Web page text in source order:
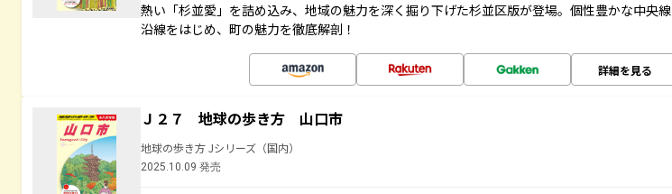
熱い「杉並愛」を詰め込み、地域の魅力を深く掘り下げた杉並区版が登場。個性豊かな中央線
沿線をはじめ、町の魅力を徹底解剖！
詳細を見る
Ｊ２７ 地球の歩き方 山口市
地球の歩き方 Jシリーズ（国内）
2025.10.09 発売